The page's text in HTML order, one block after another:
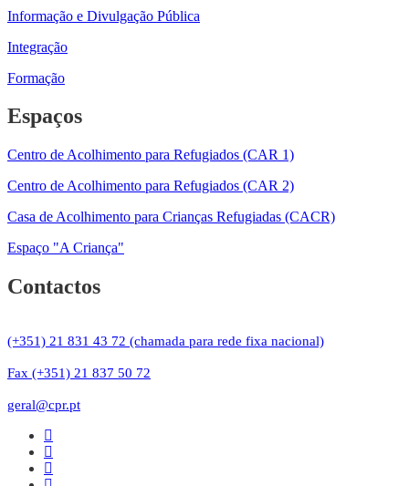
Informação e Divulgação Pública
Integração
Formação
Espaços
Centro de Acolhimento para Refugiados (CAR 1)
Centro de Acolhimento para Refugiados (CAR 2)
Casa de Acolhimento para Crianças Refugiadas (CACR)
Espaço "A Criança"
Contactos
(+351) 21 831 43 72 (chamada para rede fixa nacional)
Fax (+351) 21 837 50 72
geral@cpr.pt